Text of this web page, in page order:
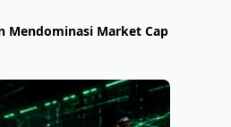
Mendominasi Market Cap